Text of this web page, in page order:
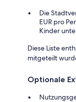
Die
EUR pro
Kinder
Diese Liste
mitgeteilt
Optionale